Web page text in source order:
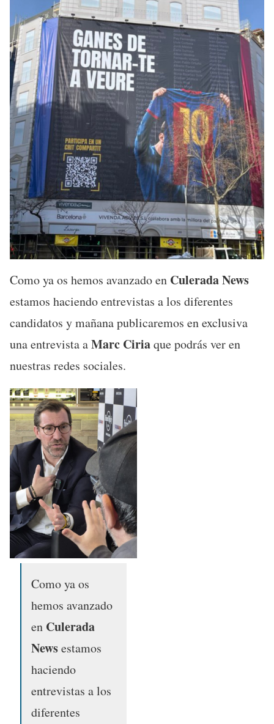
Como ya os hemos avanzado en Culerada News
estamos haciendo entrevistas a los diferentes
candidatos y mañana publicaremos en exclusiva
una entrevista aMarc Ciriaque podrás ver en
nuestras redes sociales.
Como ya os
hemos avanzado
en Culerada
Newsestamos
haciendo
entrevistas a los
diferentes